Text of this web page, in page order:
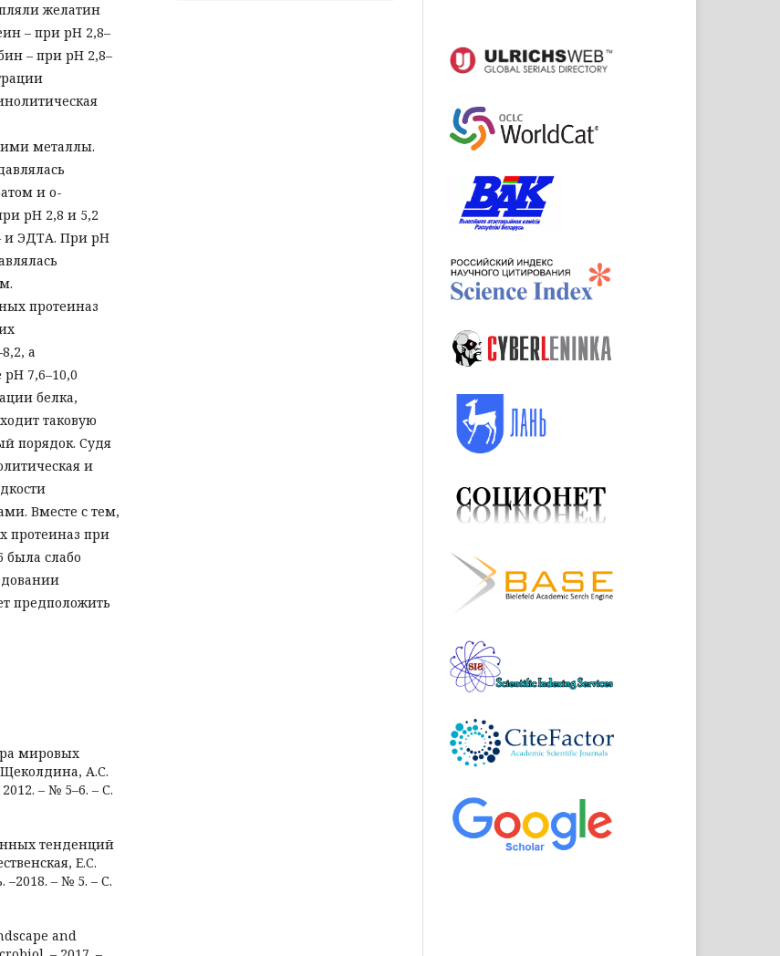
желатин
– при рН 2,8–
– при рН 2,8–
металлы.
и о-
рН 2,8 и 5,2
и ЭДТА. При рН
протеиназ
а
7,6–10,0
белка,
таковую
порядок. Судя
и
Вместе с тем,
протеиназ при
была слабо
предположить
мировых
Щеколдина, А.С.
– № 5–6. – С.
тенденций
Е.С.
– № 5. – С.
and